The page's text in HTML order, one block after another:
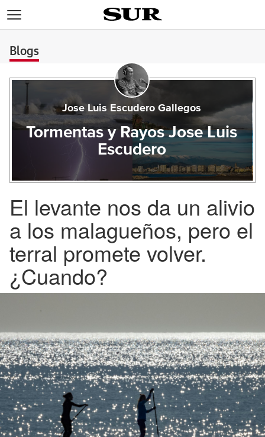
Blogs
Jose Luis Escudero Gallegos
Tormentas y Rayos Jose Luis
Escudero
El levante nos da un alivio
a los malagueños, pero el
terral promete volver.
¿Cuando?